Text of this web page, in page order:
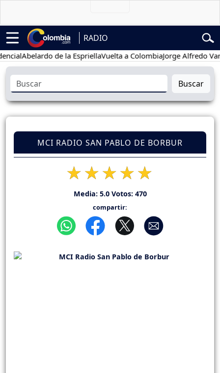
RADIO
Abelardo de la EspriellaVuelta a ColombiaJorge Alfredo Vargas
Buscar
MCI RADIO SAN PABLO DE BORBUR
Media: 5.0Votos: 470
compartir: